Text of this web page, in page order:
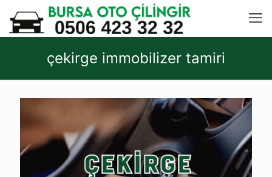
çekirge immobilizer tamiri